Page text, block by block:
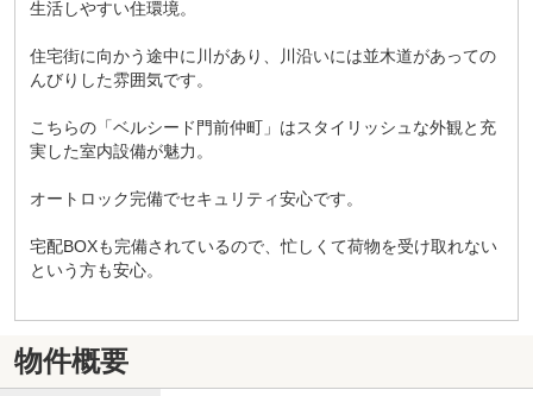
生活しやすい住環境。
住宅街に向かう途中に川があり、川沿いには並木道があっての
んびりした雰囲気です。
こちらの「ベルシード門前仲町」はスタイリッシュな外観と充
実した室内設備が魅力。
オートロック完備でセキュリティ安心です。
宅配BOXも完備されているので、忙しくて荷物を受け取れない
という方も安心。
物件概要